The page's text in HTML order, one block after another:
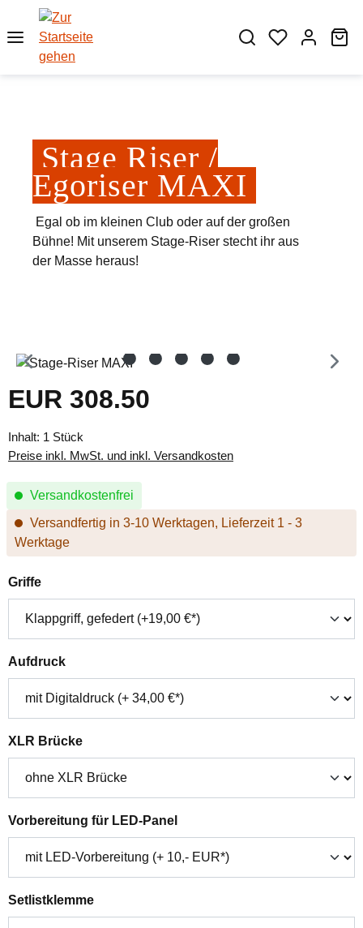
Zum Hauptinhalt springen
Stage Riser /
Egoriser MAXI
Egal ob im kleinen Club oder auf der großen
Bühne! Mit unserem Stage-Riser stecht ihr aus
der Masse heraus!
Bildergalerie überspringen
Regulärer Preis:
EUR 308.50
Inhalt: 1 Stück
Preise inkl. MwSt. und inkl. Versandkosten
Versandkostenfrei
Versandfertig in 3-10 Werktagen, Lieferzeit 1 - 3
Werktage
Griffeauswählen
Aufdruckauswählen
XLR Brückeauswählen
Vorbereitung für LED-Panelauswählen
Setlistklemmeauswählen